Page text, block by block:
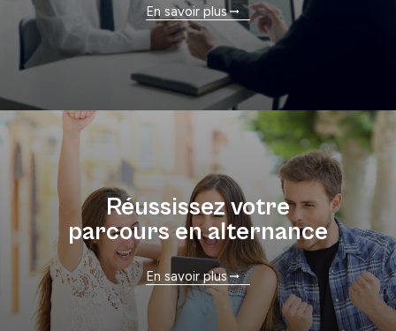
En savoir plus
Réussissez votre
parcours en alternance
En savoir plus